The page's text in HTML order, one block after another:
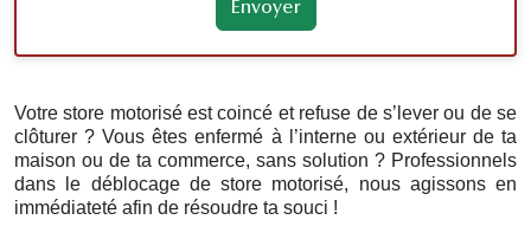
Votre store motorisé est coincé et refuse de s’lever ou de se
clôturer ? Vous êtes enfermé à l’interne ou extérieur de ta
maison ou de ta commerce, sans solution ? Professionnels
dans le déblocage de store motorisé, nous agissons en
immédiateté afin de résoudre ta souci !